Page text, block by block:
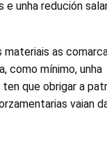
unha redución
as
como mínimo, unha
ten que obrigar a
vaian